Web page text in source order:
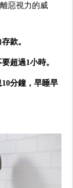
惡視力的威
款。
超過1小時。
分鐘，早睡早